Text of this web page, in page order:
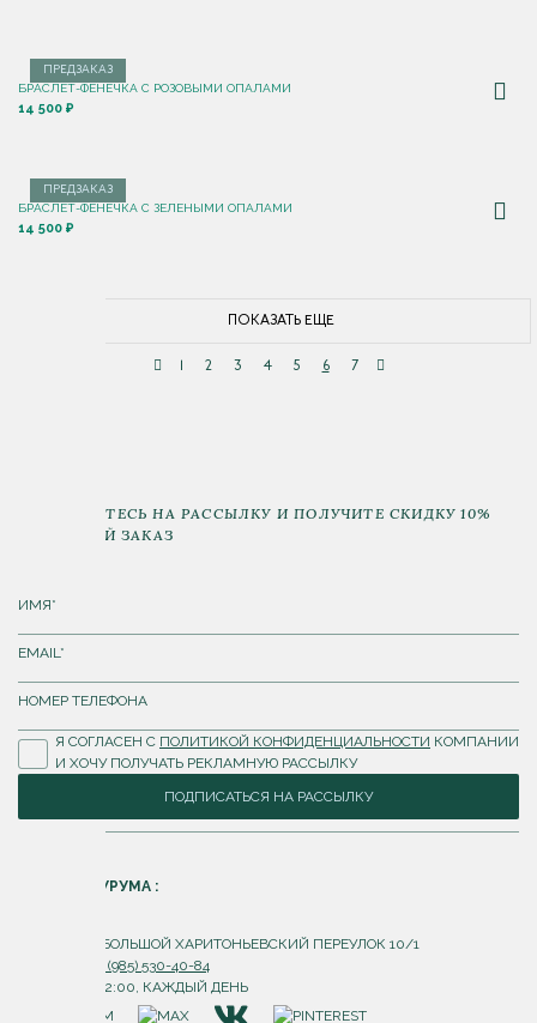
ПРЕДЗАКАЗ
БРАСЛЕТ-ФЕНЕЧКА С РОЗОВЫМИ ОПАЛАМИ
14 500 ₽
ПРЕДЗАКАЗ
БРАСЛЕТ-ФЕНЕЧКА С ЗЕЛЕНЫМИ ОПАЛАМИ
14 500 ₽
ПОКАЗАТЬ ЕЩЕ
2 3 4 5 6 7
ПОДПИШИТЕСЬ НА РАССЫЛКУ И ПОЛУЧИТЕ СКИДКУ 10%
НА ПЕРВЫЙ ЗАКАЗ
Я СОГЛАСЕН С ПОЛИТИКОЙ КОНФИДЕНЦИАЛЬНОСТИ КОМПАНИИ
И ХОЧУ ПОЛУЧАТЬ РЕКЛАМНУЮ РАССЫЛКУ
ПОДПИСАТЬСЯ НА РАССЫЛКУ
АДРЕС ШОУРУМА :
Г. МОСКВА, БОЛЬШОЙ ХАРИТОНЬЕВСКИЙ ПЕРЕУЛОК 10/1
+7 (985) 530-40-84
С 10:00 ДО 22:00, КАЖДЫЙ ДЕНЬ